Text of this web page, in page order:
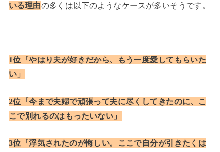
いる理由の多くは以下のようなケースが多いそうです。
1位「やはり夫が好きだから、もう一度愛してもらいた
い」
2位「今まで夫婦で頑張って夫に尽くしてきたのに、こ
こで別れるのはもったいない」
3位「浮気されたのが悔しい。ここで自分が引きたくは